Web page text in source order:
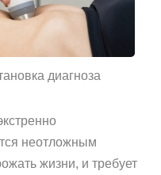
диагноза
неотложным
жизни, и требует